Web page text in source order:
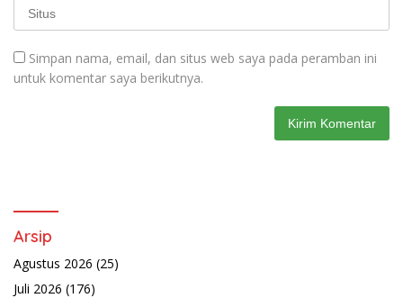
Simpan nama, email, dan situs web saya pada peramban ini
untuk komentar saya berikutnya.
Arsip
Agustus 2026 (25)
Juli 2026 (176)